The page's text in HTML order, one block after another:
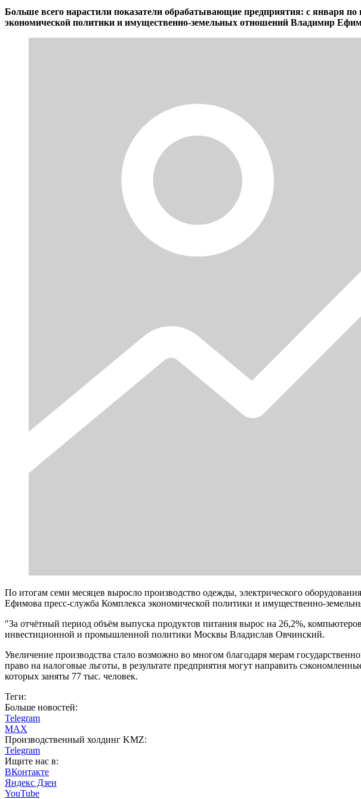
Больше всего нарастили показатели обрабатывающие предприятия: с января
экономической политики и имущественно-земельных отношений Владимир
По итогам семи месяцев выросло производство одежды, электрического
Ефимова пресс-служба Комплекса экономической политики и
"За отчётный период объём выпуска продуктов питания вырос на 26,2%,
инвестиционной и промышленной политики Москвы Владислав Овчинский.
Увеличение производства стало возможно во многом благодаря мерам
право на налоговые льготы, в результате предприятия могут направить
которых заняты 77 тыс. человек.
Теги:
Больше новостей:
Telegram
MAX
Производственный холдинг KMZ:
Telegram
Ищите нас в:
ВКонтакте
Яндекс Дзен
YouTube